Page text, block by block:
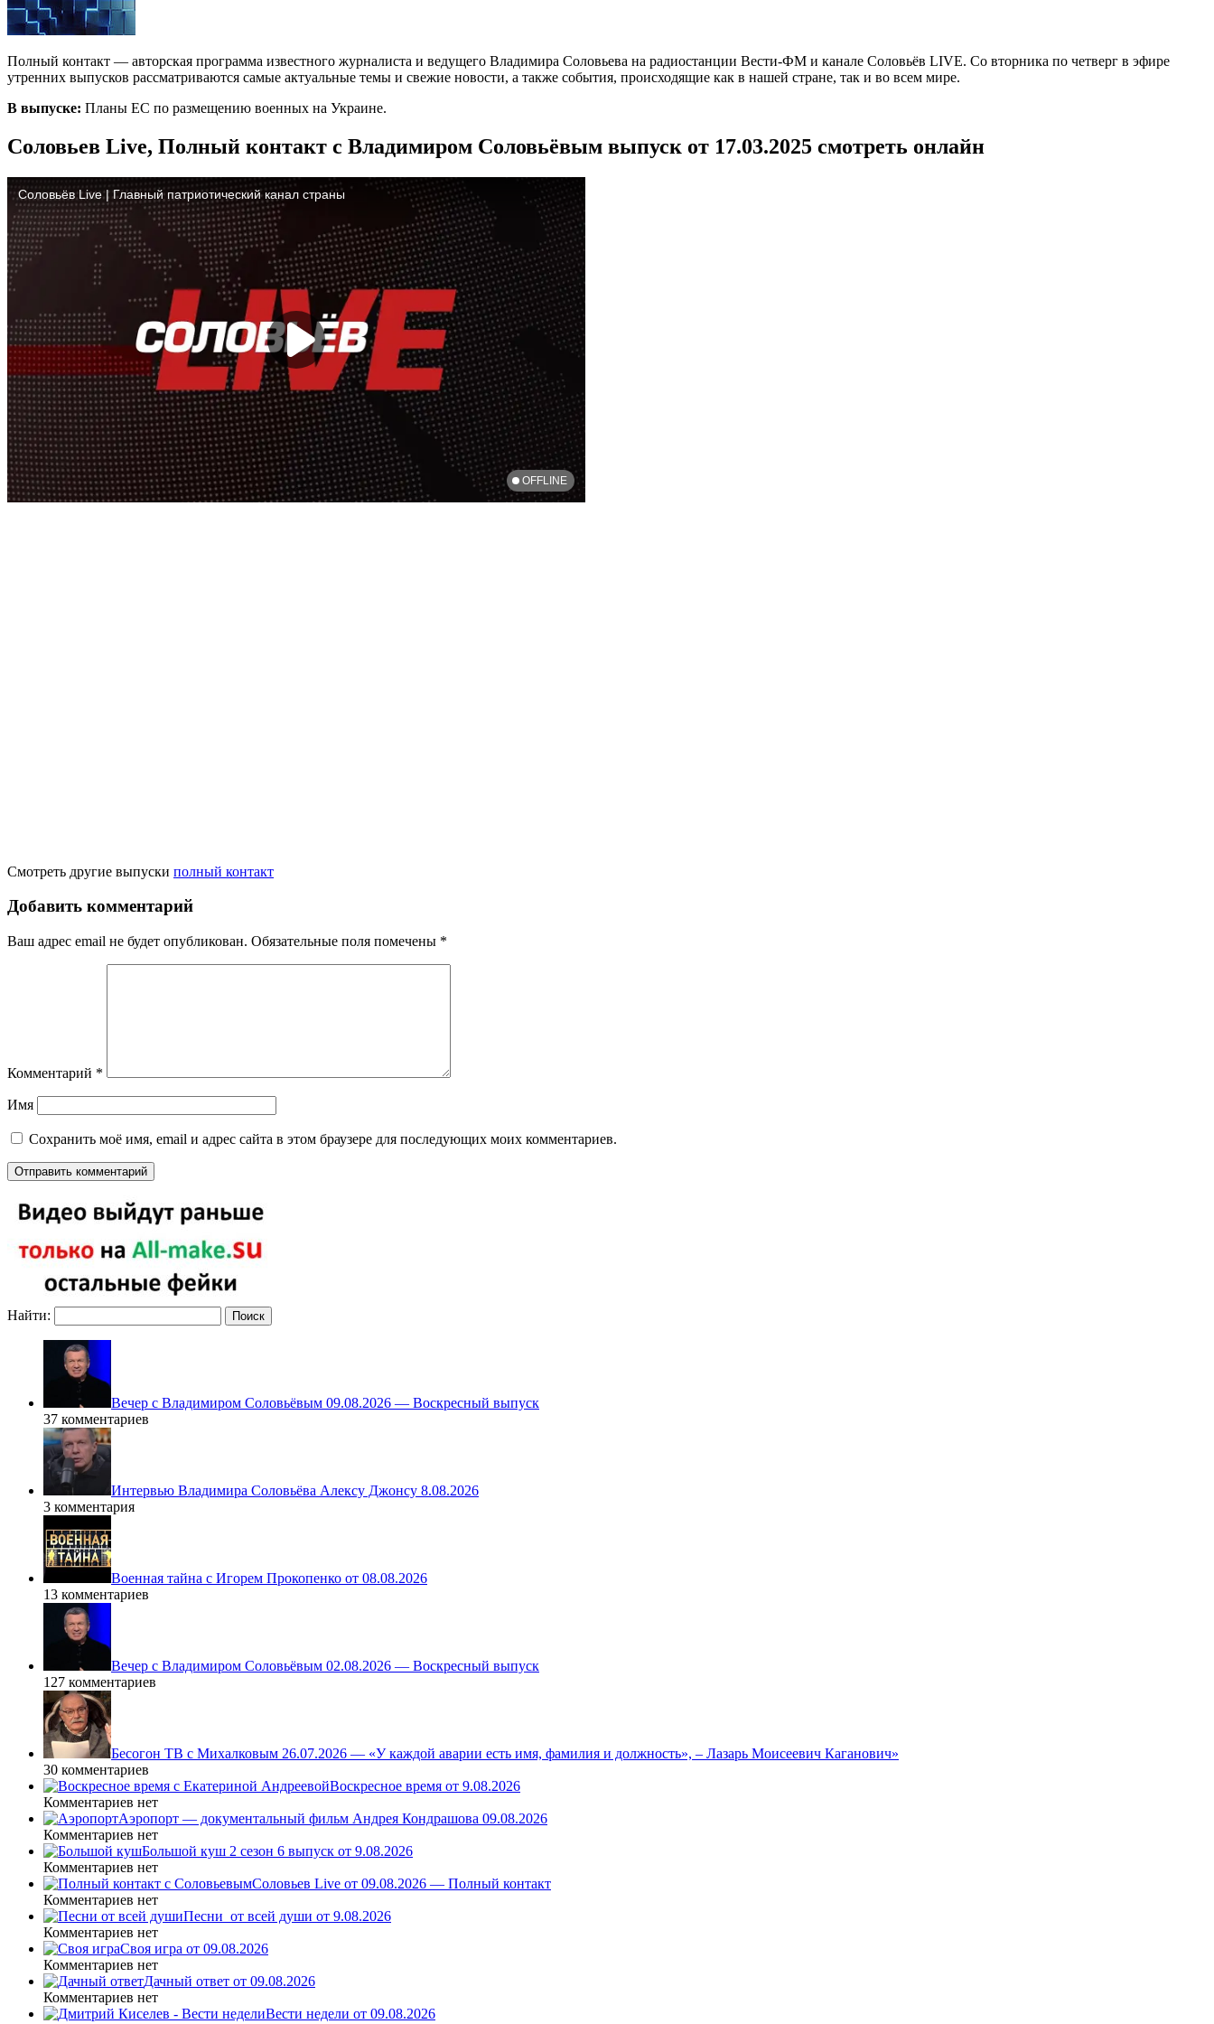
Полный контакт — авторская программа известного журналиста и ведущего Владимира Соловьева на радиостанции Вести-ФМ и канале Соловьёв LIVE. Со вторника по четверг в эфире
утренних выпусков рассматриваются самые актуальные темы и свежие новости, а также события, происходящие как в нашей стране, так и во всем мире.
В выпуске: Планы ЕС по размещению военных на Украине.
Соловьев Live, Полный контакт с Владимиром Соловьёвым выпуск от 17.03.2025 смотреть онлайн
Смотреть другие выпуски полный контакт
Добавить комментарий
Ваш адрес email не будет опубликован. Обязательные поля помечены *
Комментарий *
Имя
Сохранить моё имя, email и адрес сайта в этом браузере для последующих моих комментариев.
Найти:
Вечер с Владимиром Соловьёвым 09.08.2026 — Воскресный выпуск
37 комментариев
Интервью Владимира Соловьёва Алексу Джонсу 8.08.2026
3 комментария
Военная тайна с Игорем Прокопенко от 08.08.2026
13 комментариев
Вечер с Владимиром Соловьёвым 02.08.2026 — Воскресный выпуск
127 комментариев
Бесогон ТВ с Михалковым 26.07.2026 — «У каждой аварии есть имя, фамилия и должность», – Лазарь Моисеевич Каганович»
30 комментариев
Воскресное время от 9.08.2026
Комментариев нет
Аэропорт — документальный фильм Андрея Кондрашова 09.08.2026
Комментариев нет
Большой куш 2 сезон 6 выпуск от 9.08.2026
Комментариев нет
Соловьев Live от 09.08.2026 — Полный контакт
Комментариев нет
Песни_от всей души от 9.08.2026
Комментариев нет
Своя игра от 09.08.2026
Комментариев нет
Дачный ответ от 09.08.2026
Комментариев нет
Вести недели от 09.08.2026